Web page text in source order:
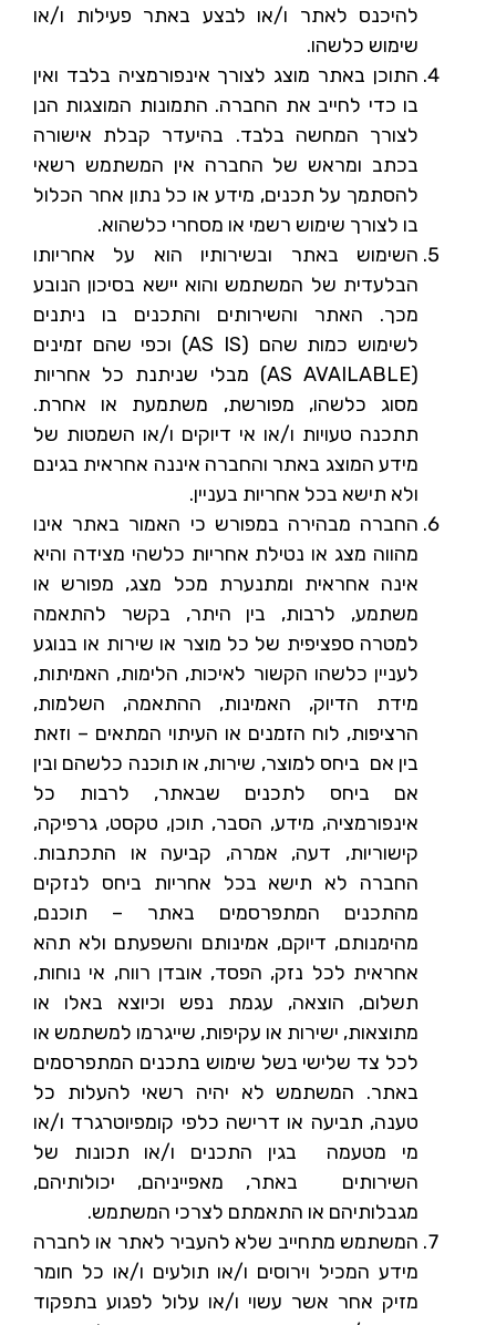
להיכנס לאתר ו/או לבצע באתר פעילות ו/או
שימוש כלשהו.
התוכן באתר מוצג לצורך אינפורמציה בלבד ואין
בו כדי לחייב את החברה. התמונות המוצגות הנן
לצורך המחשה בלבד. בהיעדר קבלת אישורה
בכתב ומראש של החברה אין המשתמש רשאי
להסתמך על תכנים, מידע או כל נתון אחר הכלול
בו לצורך שימוש רשמי או מסחרי כלשהוא.
השימוש באתר ובשירותיו הוא על אחריותו
הבלעדית של המשתמש והוא יישא בסיכון הנובע
מכך. האתר והשירותים והתכנים בו ניתנים
לשימוש כמות שהם (AS IS) וכפי שהם זמינים
(AS AVAILABLE) מבלי שניתנת כל אחריות
מסוג כלשהו, מפורשת, משתמעת או אחרת.
תתכנה טעויות ו/או אי דיוקים ו/או השמטות של
מידע המוצג באתר והחברה איננה אחראית בגינם
ולא תישא בכל אחריות בעניין.
החברה מבהירה במפורש כי האמור באתר אינו
מהווה מצג או נטילת אחריות כלשהי מצידה והיא
אינה אחראית ומתנערת מכל מצג, מפורש או
משתמע, לרבות, בין היתר, בקשר להתאמה
למטרה ספציפית של כל מוצר או שירות או בנוגע
לעניין כלשהו הקשור לאיכות, הלימות, האמיתות,
מידת הדיוק, האמינות, ההתאמה, השלמות,
הרציפות, לוח הזמנים או העיתוי המתאים – וזאת
בין אם ביחס למוצר, שירות, או תוכנה כלשהם ובין
אם ביחס לתכנים שבאתר, לרבות כל
אינפורמציה, מידע, הסבר, תוכן, טקסט, גרפיקה,
קישוריות, דעה, אמרה, קביעה או התכתבות.
החברה לא תישא בכל אחריות ביחס לנזקים
מהתכנים המתפרסמים באתר – תוכנם,
מהימנותם, דיוקם, אמינותם והשפעתם ולא תהא
אחראית לכל נזק, הפסד, אובדן רווח, אי נוחות,
תשלום, הוצאה, עגמת נפש וכיוצא באלו או
מתוצאות, ישירות או עקיפות, שייגרמו למשתמש או
לכל צד שלישי בשל שימוש בתכנים המתפרסמים
באתר. המשתמש לא יהיה רשאי להעלות כל
טענה, תביעה או דרישה כלפי קומפיוטרגרד ו/או
מי מטעמה בגין התכנים ו/או תכונות של
השירותים באתר, מאפייניהם, יכולותיהם,
מגבלותיהם או התאמתם לצרכי המשתמש.
המשתמש מתחייב שלא להעביר לאתר או לחברה
מידע המכיל וירוסים ו/או תולעים ו/או כל חומר
מזיק אחר אשר עשוי ו/או עלול לפגוע בתפקוד